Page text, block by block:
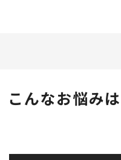
こんなお悩み